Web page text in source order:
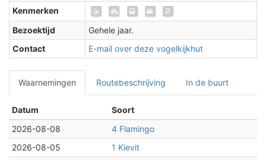
Kenmerken
Bezoektijd
Gehele jaar.
Contact
E-mail over deze vogelkijkhut
Waarnemingen Routebeschrijving In de buurt
Datum
Soort
2026-08-08
4 Flamingo
2026-08-05
1 Kievit